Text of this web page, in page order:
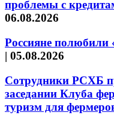
проблемы с
06.08.2026
Россияне
| 05.08.2026
Сотрудники РСХБ
заседании Клуба
туризм для